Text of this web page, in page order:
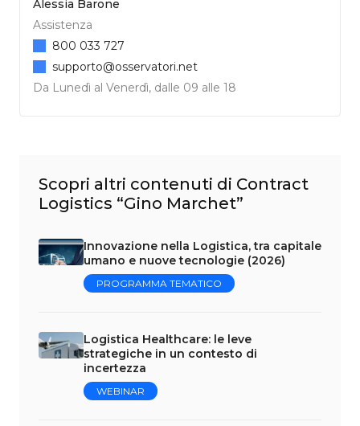
Alessia Barone
Assistenza
Da Lunedì al Venerdì, dalle 09 alle 18
800 033 727
supporto@osservatori.net
Scopri altri contenuti di Contract
Logistics “Gino Marchet”
Innovazione nella Logistica, tra capitale
umano e nuove tecnologie (2026)
PROGRAMMA TEMATICO
Logistica Healthcare: le leve
strategiche in un contesto di
incertezza
WEBINAR